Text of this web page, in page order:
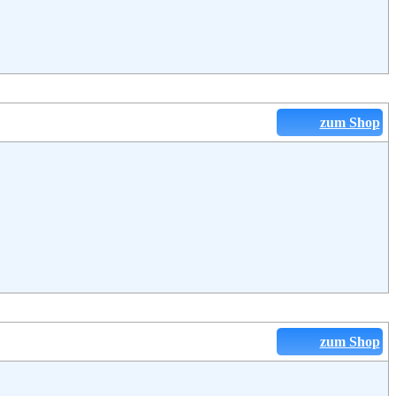
zum Shop
zum Shop